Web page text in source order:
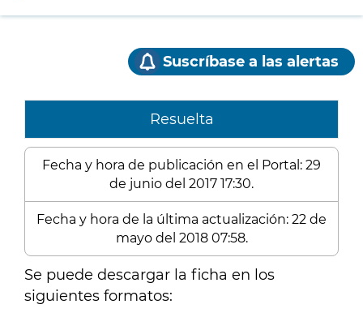
Suscríbase a las alertas
Resuelta
Fecha y hora de publicación en el Portal: 29
de junio del 2017 17:30.
Fecha y hora de la última actualización: 22 de
mayo del 2018 07:58.
Se puede descargar la ficha en los
siguientes formatos: